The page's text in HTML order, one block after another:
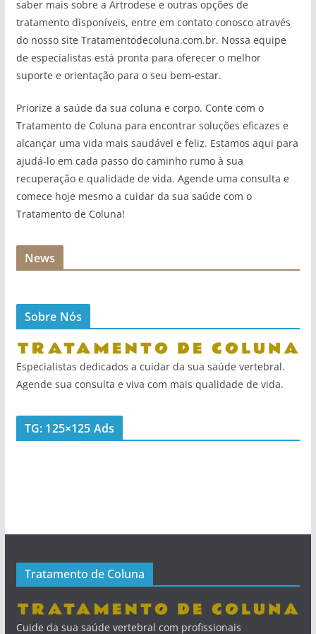
saber mais sobre a Artrodese e outras opções de
tratamento disponíveis, entre em contato conosco através
do nosso site Tratamentodecoluna.com.br. Nossa equipe
de especialistas está pronta para oferecer o melhor
suporte e orientação para o seu bem-estar.
Priorize a saúde da sua coluna e corpo. Conte com o
Tratamento de Coluna para encontrar soluções eficazes e
alcançar uma vida mais saudável e feliz. Estamos aqui para
ajudá-lo em cada passo do caminho rumo à sua
recuperação e qualidade de vida. Agende uma consulta e
comece hoje mesmo a cuidar da sua saúde com o
Tratamento de Coluna!
News
Sobre Nós
Especialistas dedicados a cuidar da sua saúde vertebral.
Agende sua consulta e viva com mais qualidade de vida.
TG: 125×125 Ads
Tratamento de Coluna
Cuide da sua saúde vertebral com profissionais